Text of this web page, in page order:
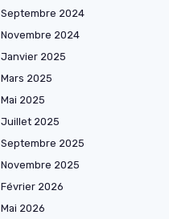
Septembre 2024
Novembre 2024
Janvier 2025
Mars 2025
Mai 2025
Juillet 2025
Septembre 2025
Novembre 2025
Février 2026
Mai 2026